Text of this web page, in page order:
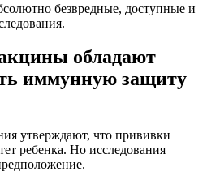
безвредные, доступные и
обладают
иммунную защиту
утверждают, что прививки
ребенка. Но исследования